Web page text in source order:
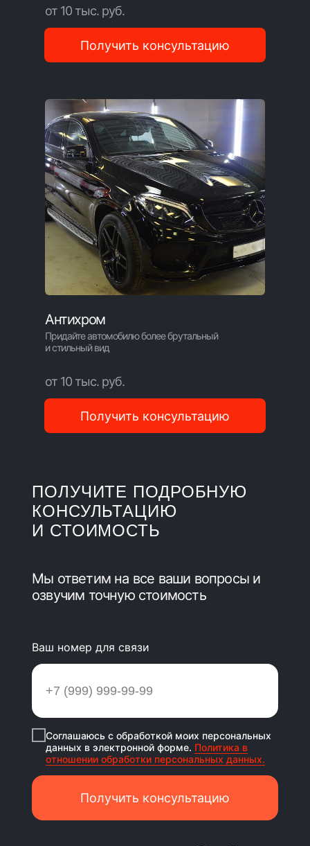
Антихром
от 10 тыс. руб.
Получить консультацию
от 10 тыс. руб.
Придайте автомобилю более брутальный
и стильный вид
Получить консультацию
ПОЛУЧИТЕ ПОДРОБНУЮ
КОНСУЛЬТАЦИЮ
И СТОИМОСТЬ
Мы ответим на все ваши вопросы и
озвучим точную стоимость
Ваш номер для связи
Соглашаюсь с обработкой моих персональных
данных в электронной форме. Политика в
отношении обработки персональных данных.
Получить консультацию